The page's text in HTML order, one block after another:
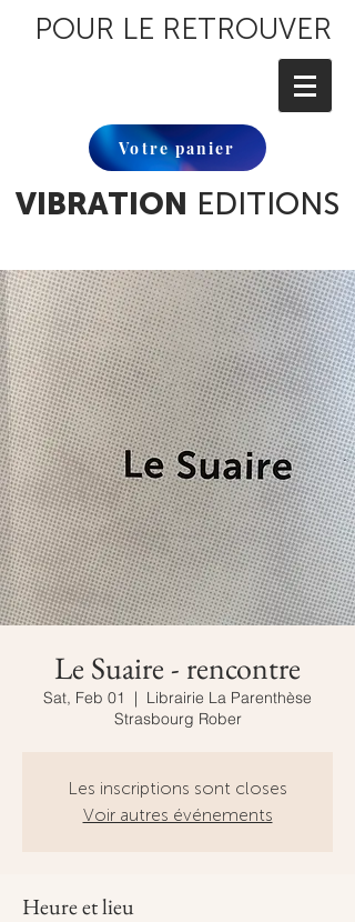
POUR LE RETROUVER
Votre panier
VIBRATION EDITIONS
Le Suaire - rencontre
Sat, Feb 01
  |
Librairie La Parenthèse
Strasbourg Rober
Les inscriptions sont closes
Voir autres événements
Heure et lieu